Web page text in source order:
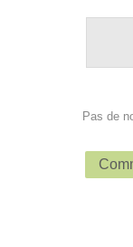
Pas de